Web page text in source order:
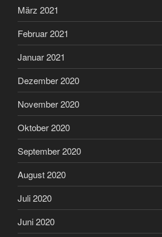
März 2021
Februar 2021
Januar 2021
Dezember 2020
November 2020
Oktober 2020
September 2020
August 2020
Juli 2020
Juni 2020